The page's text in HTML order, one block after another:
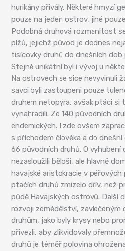
hurikány přivály. Některé hmyzí
pouze na jeden ostrov, jiné
Podobná druhová rozmanitost
plžů, jejichž původ je dodnes
tisícovky druhů do dnešních dob
Stejně unikátní byl i vývoj u
Na ostrovech se sice nevyvinuli
savci byli zastoupeni pouze
druhem netopýra, avšak ptáci
vynahradili. Ze 140 původních
endemických. I zde ovšem
s příchodem člověka a do
66 původních druhů. O vyhubení
nezasloužili běloši, ale hlavně
havajské aristokracie v
ptačích druhů zmizelo dřív, než
půdě Havajských ostrovů. Další
rozvoji zemědělství, zavlečeným
druhům, jako byly krysy nebo
přivezli, aby zlikvidovaly
druhů je téměř polovina